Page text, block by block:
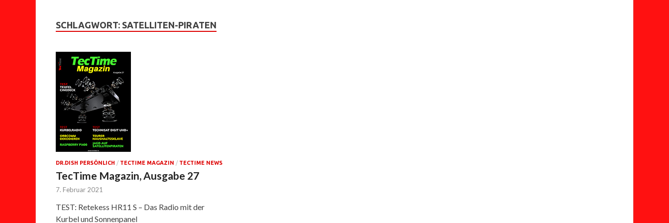
SCHLAGWORT: SATELLITEN-PIRATEN
DR.DISH PERSÖNLICH / TECTIME MAGAZIN / TECTIME NEWS
TecTime Magazin, Ausgabe 27
7. Februar 2021
TEST: Retekess HR11 S – Das Radio mit der
Kurbel und Sonnenpanel